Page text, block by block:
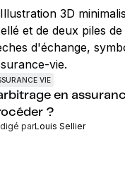
VIE
en
?
parLouis Sellier